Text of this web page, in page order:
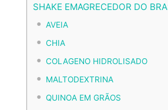
SHAKE EMAGRECEDOR DO
AVEIA
CHIA
COLAGENO HIDROLISADO
MALTODEXTRINA
QUINOA EM GRÃOS